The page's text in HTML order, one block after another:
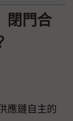
閉門合
應鏈自主的